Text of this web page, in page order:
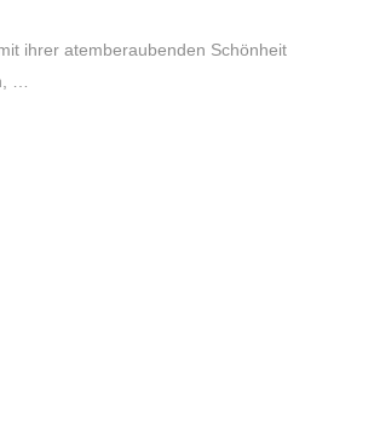
ihrer atemberaubenden Schönheit
…